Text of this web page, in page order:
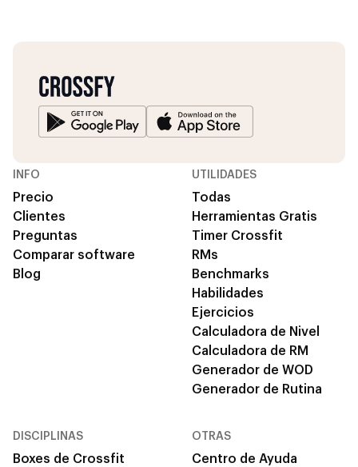
INFO
Precio
Clientes
Preguntas
Comparar software
Blog
UTILIDADES
Todas
Herramientas Gratis
Timer Crossfit
RMs
Benchmarks
Habilidades
Ejercicios
Calculadora de Nivel
Calculadora de RM
Generador de WOD
Generador de Rutina
DISCIPLINAS
Boxes de Crossfit
OTRAS
Centro de Ayuda